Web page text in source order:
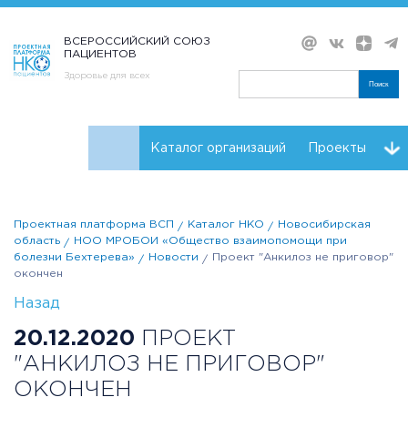
ВСЕРОССИЙСКИЙ СОЮЗ
ПАЦИЕНТОВ
Здоровье для всех
Поиск
Каталог организаций Проекты
Проектная платформа ВСП Каталог НКО
Новосибирская
область
НОО МРОБОИ «Общество взаимопомощи при
болезни Бехтерева»
Новости
Проект "Анкилоз не приговор"
окончен
Назад
20.12.2020 ПРОЕКТ
"АНКИЛОЗ НЕ ПРИГОВОР"
ОКОНЧЕН